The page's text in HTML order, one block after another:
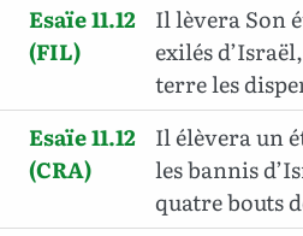
Esaïe 11.12
(FIL)
Il lèvera Son
exilés
terre les
Esaïe 11.12
(CRA)
Il élèvera un
les bannis
quatre bouts